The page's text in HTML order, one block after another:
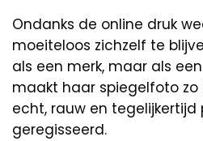
Ondanks de online druk
moeiteloos zichzelf te
als een merk, maar als
maakt haar spiegelfoto
echt, rauw en tegelijkertijd
geregisseerd.